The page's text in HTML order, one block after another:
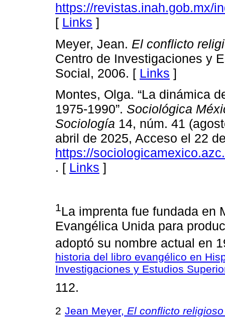
https://revistas.inah.gob.mx/
[ Links ]
Meyer, Jean. El conflicto
Centro de Investigaciones y
Social, 2006. [ Links ]
Montes, Olga. “La dinámica
1975-1990”. Sociológica
Sociología 14, núm. 41
abril de 2025, Acceso el 22
https://
. [ Links ]
1La imprenta fue fundada en
Evangélica Unida para
adoptó su nombre actual en
historia del libro evangélico en
Investigaciones y Estudios
112.
2 Jean Meyer, El conflicto